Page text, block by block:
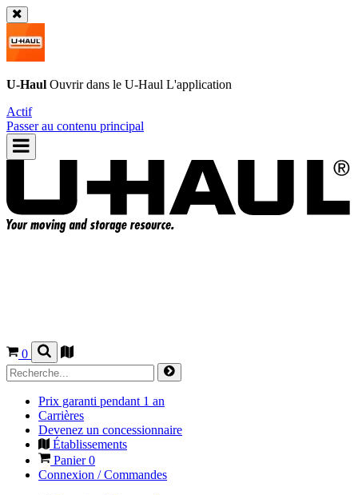
U-Haul Ouvrir dans le U-Haul L'application
Actif
Passer au contenu principal
0
Prix garanti pendant 1 an
Carrières
Devenez un concessionnaire
Établissements
Panier0
Connexion / Commandes